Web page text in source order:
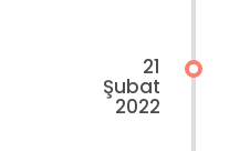
21
Şubat
2022